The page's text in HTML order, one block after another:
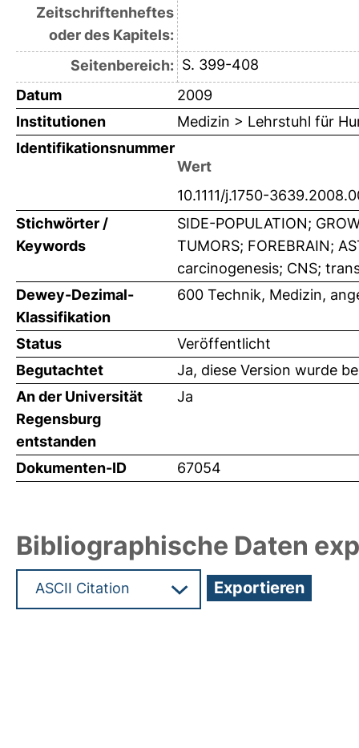
Zeitschriftenheftes
oder des Kapitels:
Seitenbereich: S. 399-408
Datum
2009
Institutionen
Medizin > Lehrstuhl für
Identifikationsnummer
Wert
10.1111/j.1750-
Stichwörter /
Keywords
SIDE-POPULATION;
TUMORS; FOREBRAIN;
carcinogenesis; CNS;
Dewey-Dezimal-
Klassifikation
600 Technik, Medizin,
Status
Veröffentlicht
Begutachtet
Ja, diese Version wurde
An der Universität
Regensburg
entstanden
Ja
Dokumenten-ID 67054
Bibliographische Daten